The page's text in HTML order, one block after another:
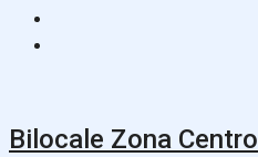
Bilocale Zona Centro